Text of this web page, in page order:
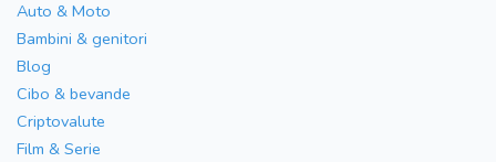
Auto & Moto
Bambini & genitori
Blog
Cibo & bevande
Criptovalute
Film & Serie